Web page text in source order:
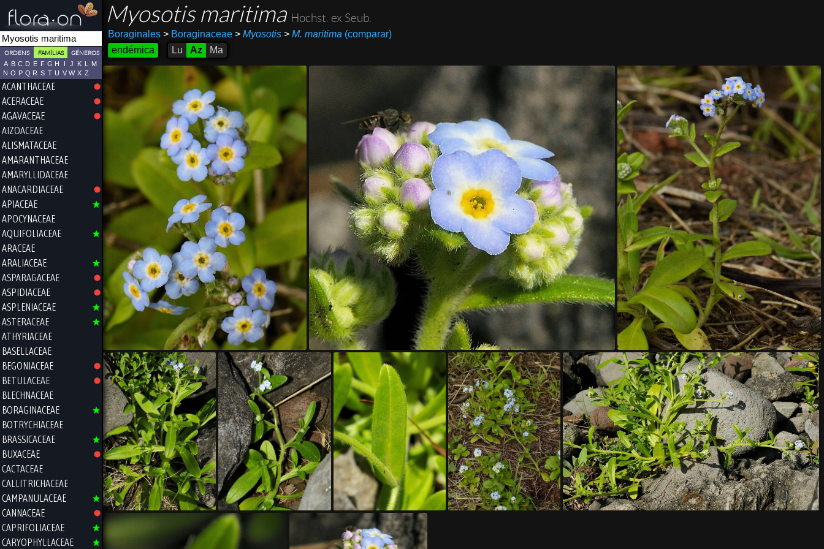
ORDENS FAMÍLIAS GÉNEROS
A B C D E F G H I J K L
M
N O P Q R S T U V W X Z
ACANTHACEAE
ACERACEAE
AGAVACEAE
AIZOACEAE
ALISMATACEAE
AMARANTHACEAE
AMARYLLIDACEAE
ANACARDIACEAE
APIACEAE
APOCYNACEAE
AQUIFOLIACEAE
ARACEAE
ARALIACEAE
ASPARAGACEAE
ASPIDIACEAE
ASPLENIACEAE
ASTERACEAE
ATHYRIACEAE
BASELLACEAE
BEGONIACEAE
BETULACEAE
BLECHNACEAE
BORAGINACEAE
BOTRYCHIACEAE
BRASSICACEAE
BUXACEAE
CACTACEAE
CALLITRICHACEAE
CAMPANULACEAE
CANNACEAE
CAPRIFOLIACEAE
CARYOPHYLLACEAE
Myosotis maritima Hochst. ex Seub.
Boraginales >Boraginaceae > Myosotis > M. maritima (comparar)
endémica
Lu Az Ma